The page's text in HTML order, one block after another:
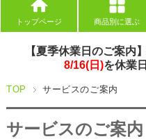
トップページ 商品別に選ぶ
【夏季休業日のご案内
8/16(日)を休業
TOP サービスのご案内
サービスのご案内